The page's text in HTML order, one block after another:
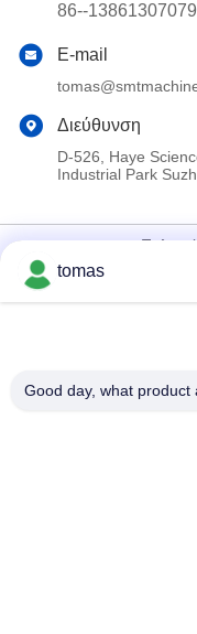
86--13861307079
E-mail
Διεύθυνση
D-526, Haye
Industrial Park
Κίνα Καλό Ποιότητα
2026 SMT PARTS
tomas
Good day, what